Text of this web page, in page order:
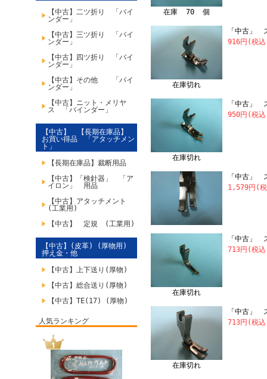
【中古】二ツ折り 「バイ
ンダー」
【中古】三ツ折り 「バイ
ンダー」
【中古】四ツ折り 「バイ
ンダー」
【中古】その他 「バイ
ンダー」
【中古】ニット・メリヤ
ス 「バインダー」
【中古】 【長期在庫品】
お買い得品 「アタッチメン
ト」
【長期在庫品】裁断用品
【中古】「検針器」 「ア
イロン」 用品
【中古】アタッチメント
(工業用)
【中古】 定規 (工業用)
【中古】(皮革) (厚物用)
押え金・他
【中古】上下送り(厚物)
【中古】総合送り(厚物)
【中古】TE(17) (厚物)
人気ランキング
在庫 70 個
在庫切れ
「中古」
916円(税
在庫切れ
「中古」
950円(税
「中古」
1,579円(
在庫切れ
「中古」
713円(税
在庫切れ
「中古」
713円(税